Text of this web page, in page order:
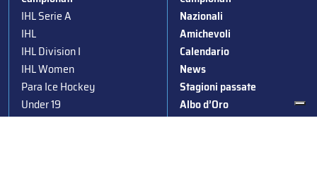
IHL Serie A
IHL
IHL Division I
IHL Women
Para Ice Hockey
Under 19
Under 16
Nazionali
Amichevoli
Calendario
News
Stagioni passate
Albo d’Oro
Squadre nazionali